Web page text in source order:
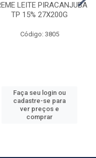
LEITE PIRACANJUBA
TP 15% 27X200G
Código: 3805
Faça seu login ou
cadastre-se para
ver preços e
comprar